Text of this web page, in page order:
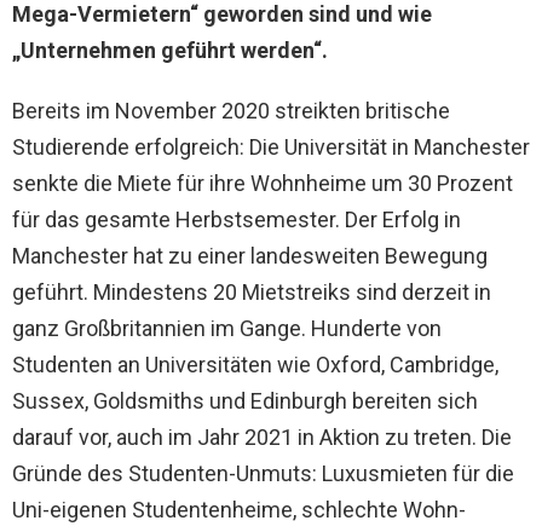
Mega-Vermietern“ geworden sind und wie
„Unternehmen geführt werden“.
Bereits im November 2020 streikten britische
Studierende erfolgreich: Die Universität in Manchester
senkte die Miete für ihre Wohnheime um 30 Prozent
für das gesamte Herbstsemester. Der Erfolg in
Manchester hat zu einer landesweiten Bewegung
geführt. Mindestens 20 Mietstreiks sind derzeit in
ganz Großbritannien im Gange. Hunderte von
Studenten an Universitäten wie Oxford, Cambridge,
Sussex, Goldsmiths und Edinburgh bereiten sich
darauf vor, auch im Jahr 2021 in Aktion zu treten. Die
Gründe des Studenten-Unmuts: Luxusmieten für die
Uni-eigenen Studentenheime, schlechte Wohn-